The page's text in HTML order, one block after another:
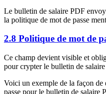
Le bulletin de salaire PDF
la politique de mot de passe
2.8 Politique de mot de
Ce champ devient visible et
pour crypter le bulletin de
Voici un exemple de la façon
passe pour le bulletin de salaire